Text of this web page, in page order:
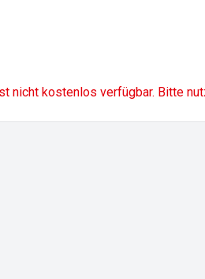
nicht kostenlos verfügbar. Bitte